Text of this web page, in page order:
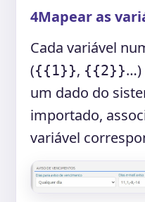
4Mapear as
Cada variável
({{1}}, {{2}}…)
um dado do
importado,
variável